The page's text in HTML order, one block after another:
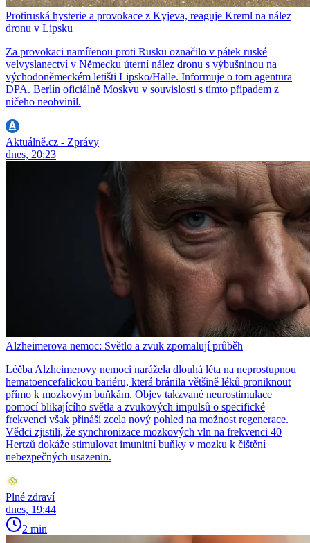
Protiruská hysterie a provokace z Kyjeva, reaguje Kreml na nález
dronu v Lipsku
Za provokaci namířenou proti Rusku označilo v pátek ruské
velvyslanectví v Německu úterní nález dronu s výbušninou na
východoněmeckém letišti Lipsko/Halle. Informuje o tom agentura
DPA. Berlín oficiálně Moskvu v souvislosti s tímto případem z
ničeho neobvinil.
Aktuálně.cz - Zprávy
dnes, 20:23
Alzheimerova nemoc: Světlo a zvuk zpomalují průběh
Léčba Alzheimerovy nemoci narážela dlouhá léta na neprostupnou
hematoencefalickou bariéru, která bránila většině léků proniknout
přímo k mozkovým buňkám. Objev takzvané neurostimulace
pomocí blikajícího světla a zvukových impulsů o specifické
frekvenci však přináší zcela nový pohled na možnost regenerace.
Vědci zjistili, že synchronizace mozkových vln na frekvenci 40
Hertzů dokáže stimulovat imunitní buňky v mozku k čištění
nebezpečných usazenin.
Plné zdraví
dnes, 19:44
2 min